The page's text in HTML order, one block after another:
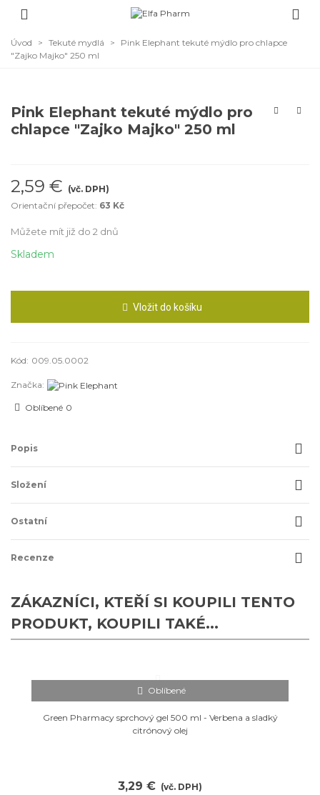
Úvod > Tekuté mydlá >
Pink Elephant tekuté mýdlo pro chlapce
"Zajko Majko" 250 ml
Pink Elephant tekuté mýdlo pro
chlapce "Zajko Majko" 250 ml
2,59 € (vč. DPH)
Orientační přepočet: 63 Kč
Můžete mít již do 2 dnů
Skladem
Vložit do košíku
Kód: 009.05.0002
Značka:
Oblíbené 0
Popis
Složení
Ostatní
Recenze
ZÁKAZNÍCI, KTEŘÍ SI KOUPILI TENTO
PRODUKT, KOUPILI TAKÉ...
Oblíbené
Green Pharmacy sprchový gel 500 ml - Verbena a sladký
citrónový olej
3,29 € (vč. DPH)